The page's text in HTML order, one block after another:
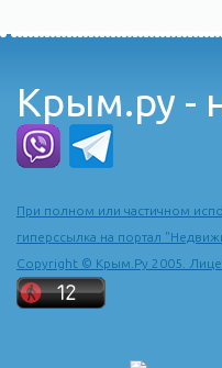
Крым.ру -
При полном или частичном
гиперссылка на портал
Copyright © Крым.Ру 2005.